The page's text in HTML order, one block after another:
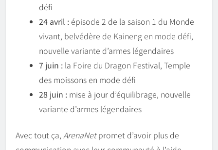
défi
24 avril : épisode 2 de la saison 1 du Monde
vivant, belvédère de Kaineng en mode défi,
nouvelle variante d’armes légendaires
7 juin : la Foire du Dragon Festival, Temple
des moissons en mode défi
28 juin : mise à jour d’équilibrage, nouvelle
variante d’armes légendaires
Avec tout ça, ArenaNetpromet d’avoir plus de